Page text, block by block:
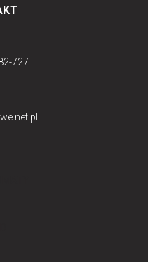
727